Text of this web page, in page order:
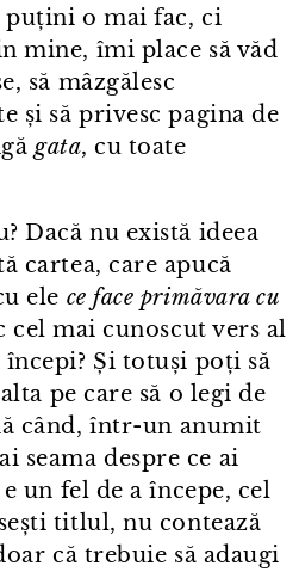
puțini o mai fac, ci
mine, îmi place să văd
să mâzgălesc
și să privesc pagina de
gata, cu toate
Dacă nu există ideea
cartea, care apucă
ele ce face primăvara cu
cel mai cunoscut vers al
Și totuși poți să
pe care să o legi de
când, într⁠-⁠un anumit
seama despre ce ai
un fel de a începe, cel
titlul, nu contează
că trebuie să adaugi